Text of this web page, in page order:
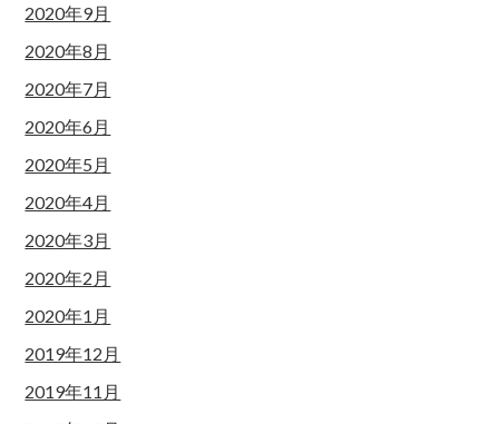
2020年9月
2020年8月
2020年7月
2020年6月
2020年5月
2020年4月
2020年3月
2020年2月
2020年1月
2019年12月
2019年11月